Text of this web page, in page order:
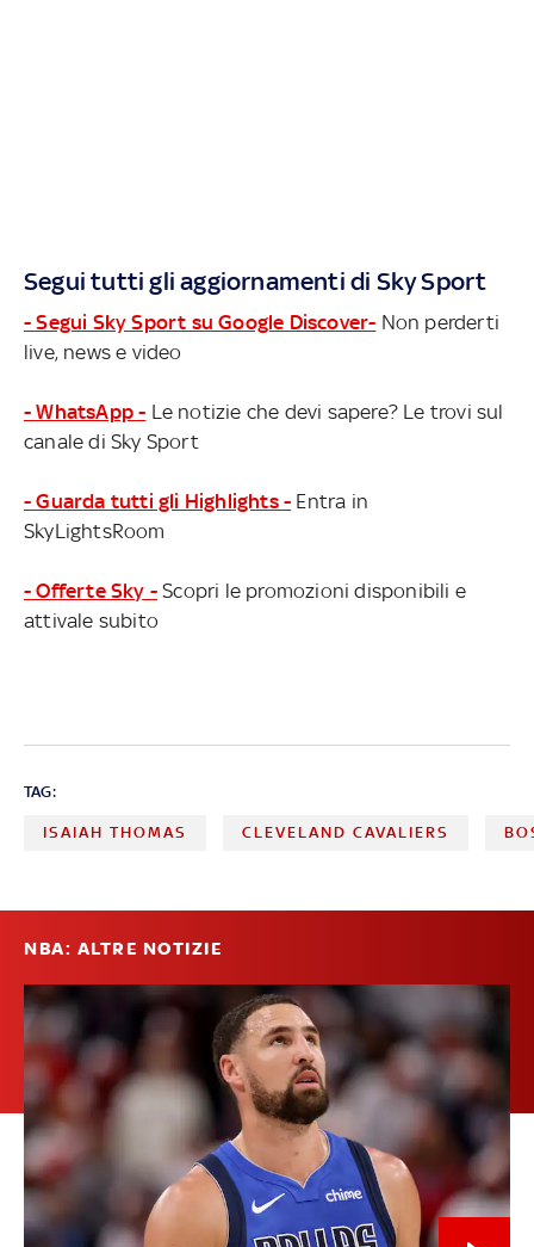
Segui tutti gli aggiornamenti di Sky Sport
- Segui Sky Sport su Google Discover- Non perderti
live, news e video
- WhatsApp - Le notizie che devi sapere? Le trovi sul
canale di Sky Sport
- Guarda tutti gli Highlights - Entra in
SkyLightsRoom
- Offerte Sky - Scopri le promozioni disponibili e
attivale subito
TAG:
ISAIAH THOMAS CLEVELAND CAVALIERS
NBA: ALTRE NOTIZIE